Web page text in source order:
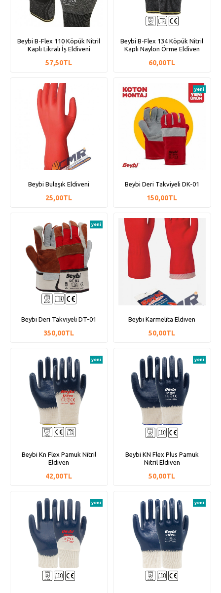
Beybi B-Flex 110 Köpük Nitril
Kaplı Likralı İş Eldiveni
57,50TL
Beybi B-Flex 134 Köpük Nitril
Kaplı Naylon Örme Eldiven
60,00TL
Beybi Bulaşık Eldiveni
25,00TL
yeni
Beybi Deri Takviyeli DK-01
150,00TL
yeni
Beybi Deri Takviyeli DT-01
350,00TL
Beybi Karmelita Eldiven
50,00TL
yeni
Beybi Kn Flex Pamuk Nitril
Eldiven
42,00TL
yeni
Beybi KN Flex Plus Pamuk
Nitril Eldiven
50,00TL
yeni yeni